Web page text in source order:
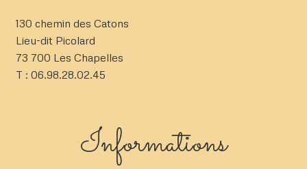
130 chemin des Catons
Lieu-dit Picolard
73 700 Les Chapelles
T : 06.98.28.02.45
Informations